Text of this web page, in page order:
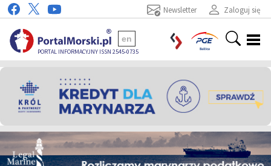
Zaloguj się
Newsletter
PORTAL INFORMACYJNY ISSN 2545-0735
en